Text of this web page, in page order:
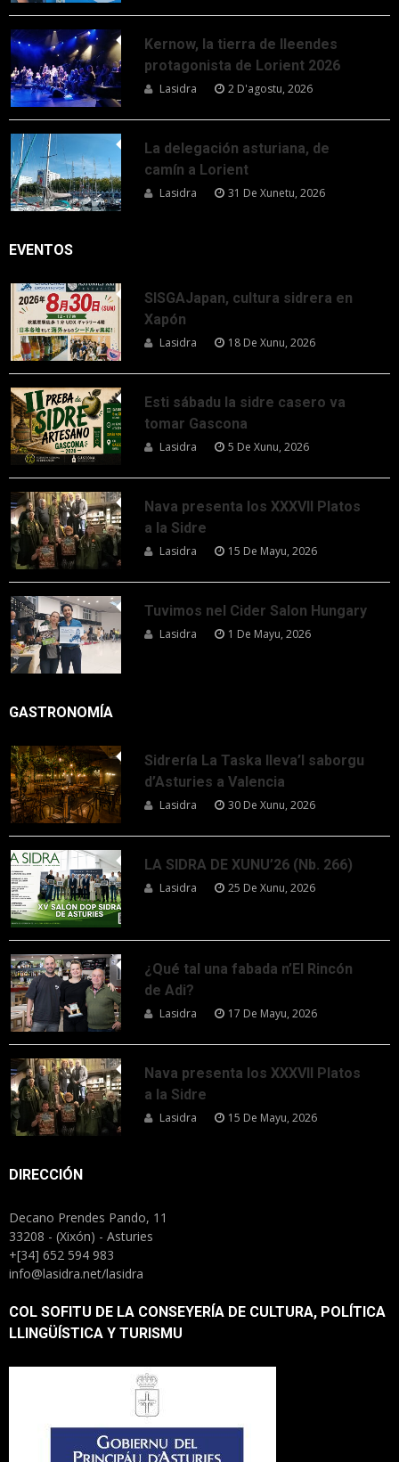
Kernow, la tierra de lleendes
protagonista de Lorient 2026
Lasidra 2 D'agostu, 2026
La delegación asturiana, de
camín a Lorient
Lasidra 31 De Xunetu, 2026
EVENTOS
SISGAJapan, cultura sidrera en
Xapón
Lasidra 18 De Xunu, 2026
Esti sábadu la sidre casero va
tomar Gascona
Lasidra 5 De Xunu, 2026
Nava presenta los XXXVII Platos
a la Sidre
Lasidra 15 De Mayu, 2026
Tuvimos nel Cider Salon Hungary
Lasidra 1 De Mayu, 2026
GASTRONOMÍA
Sidrería La Taska lleva’l saborgu
d’Asturies a Valencia
Lasidra 30 De Xunu, 2026
LA SIDRA DE XUNU’26 (Nb. 266)
Lasidra 25 De Xunu, 2026
¿Qué tal una fabada n’El Rincón
de Adi?
Lasidra 17 De Mayu, 2026
Nava presenta los XXXVII Platos
a la Sidre
Lasidra 15 De Mayu, 2026
DIRECCIÓN
Decano Prendes Pando, 11
33208 - (Xixón) - Asturies
+[34] 652 594 983
info@lasidra.net/lasidra
COL SOFITU DE LA CONSEYERÍA DE CULTURA, POLÍTICA
LLINGÜÍSTICA Y TURISMU